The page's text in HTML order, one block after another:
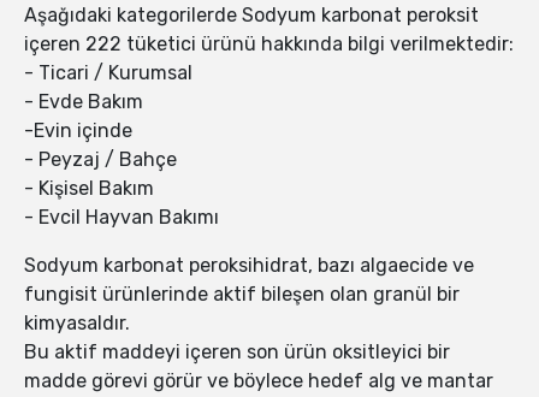
Aşağıdaki kategorilerde Sodyum karbonat peroksit
içeren 222 tüketici ürünü hakkında bilgi verilmektedir:
- Ticari / Kurumsal
- Evde Bakım
-Evin içinde
- Peyzaj / Bahçe
- Kişisel Bakım
- Evcil Hayvan Bakımı
Sodyum karbonat peroksihidrat, bazı algaecide ve
fungisit ürünlerinde aktif bileşen olan granül bir
kimyasaldır.
Bu aktif maddeyi içeren son ürün oksitleyici bir
madde görevi görür ve böylece hedef alg ve mantar